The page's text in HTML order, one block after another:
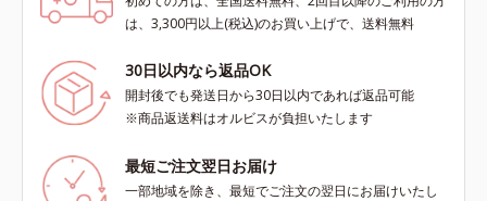
は、3,300円以上(税込)のお買い上げで、送料無料
30日以内なら返品OK
開封後でも発送日から30日以内であれば返品可能
※商品返送料はオルビスが負担いたします
最短ご注文翌日お届け
一部地域を除き、最短でご注文の翌日にお届けいたし